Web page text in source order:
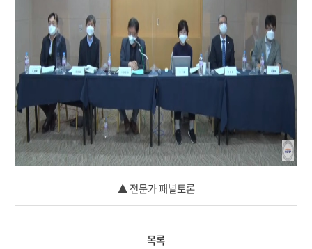
▲ 전문가 패널토론
목록